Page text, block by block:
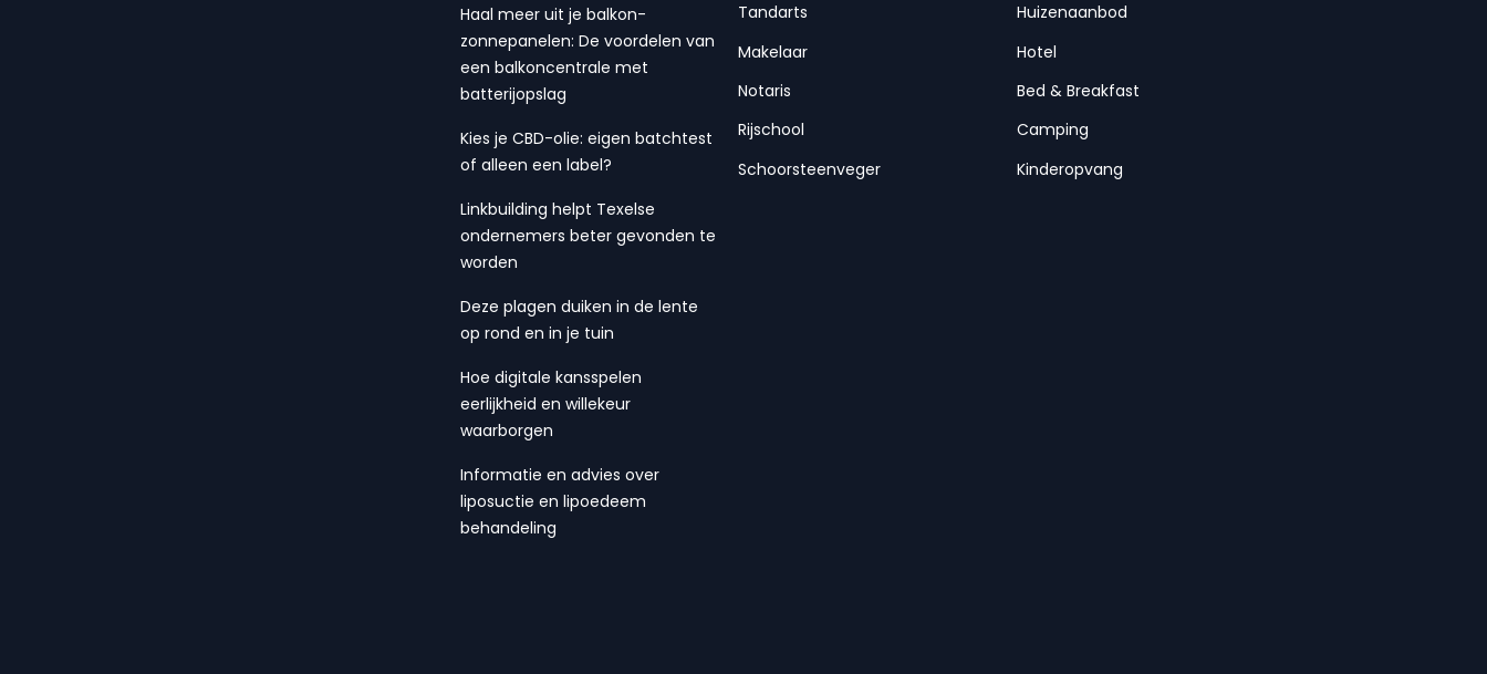
Haal meer uit je balkon-
zonnepanelen: De voordelen van
een balkoncentrale met
batterijopslag
Kies je CBD-olie: eigen batchtest
of alleen een label?
Linkbuilding helpt Texelse
ondernemers beter gevonden te
worden
Deze plagen duiken in de lente
op rond en in je tuin
Hoe digitale kansspelen
eerlijkheid en willekeur
waarborgen
Informatie en advies over
liposuctie en lipoedeem
behandeling
Tandarts
Makelaar
Notaris
Rijschool
Schoorsteenveger
Huizenaanbod
Hotel
Bed & Breakfast
Camping
Kinderopvang